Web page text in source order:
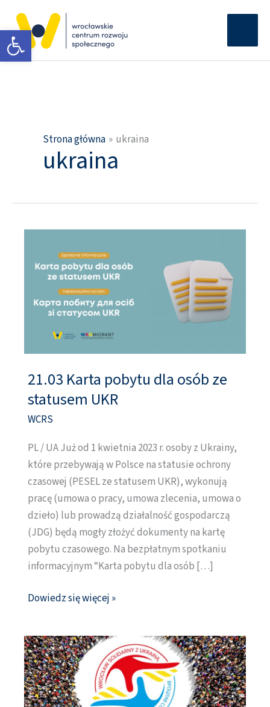
Otwórz pasek narzędzi
treści
Strona główna ukraina
ukraina
21.03 Karta pobytu dla osób ze
statusem UKR
WCRS
PL / UA Już od 1 kwietnia 2023 r. osoby z Ukrainy,
które przebywają w Polsce na statusie ochrony
czasowej (PESEL ze statusem UKR), wykonują
pracę (umowa o pracy, umowa zlecenia, umowa o
dzieło) lub prowadzą działalność gospodarczą
(JDG) będą mogły złożyć dokumenty na kartę
pobytu czasowego. Na bezpłatnym spotkaniu
informacyjnym “Karta pobytu dla osób […]
21.03
Karta
osób
ze
statusem
UKR
Dowiedz się więcej »